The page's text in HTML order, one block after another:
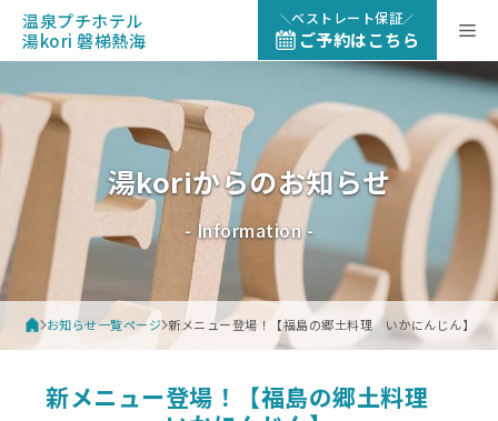
テ
へ
ス
プ
温泉プチホテル
湯kori 磐梯熱海
メ
ニ
ュ
ベストレート保証
ご予約はこちら
湯koriからのお知らせ
- Information -
お知らせ一覧ページ 新メニュー登場！【福島の郷土料理 いかにんじん】
新メニュー登場！【福島の郷土料理